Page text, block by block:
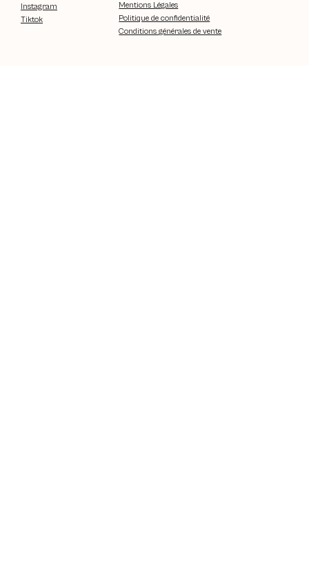
Instagram
Tiktok
Mentions Légales
Politique de confidentialité
Conditions générales de vente